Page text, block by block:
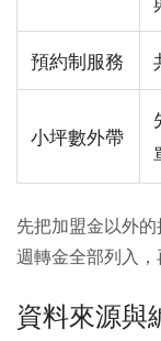
預約制服務
小坪數外帶
先把加盟金以外
週轉金全部列入，
資料來源與